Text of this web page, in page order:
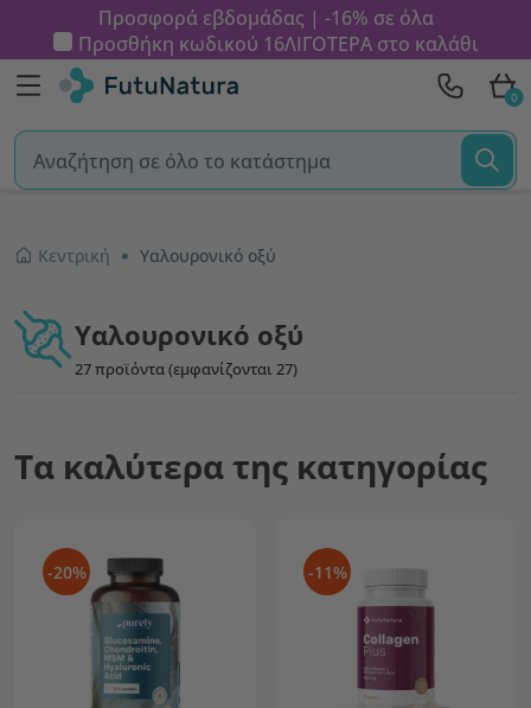
Προσφορά εβδομάδας | -16% σε όλα
Προσθήκη κωδικού 16ΛΙΓΟΤΕΡΑστο καλάθι
0
Κεντρική Υαλουρονικό οξύ
Υαλουρονικό οξύ
27 προϊόντα (εμφανίζονται 27)
Τα καλύτερα της κατηγορίας
-20% -11%